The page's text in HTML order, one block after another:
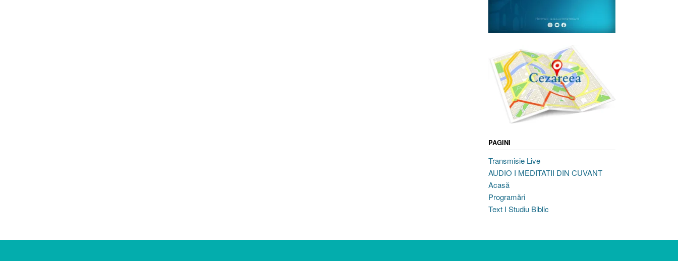
PAGINI
Transmisie Live
AUDIO I MEDITATII DIN CUVANT
Acasă
Programări
Text I Studiu Biblic